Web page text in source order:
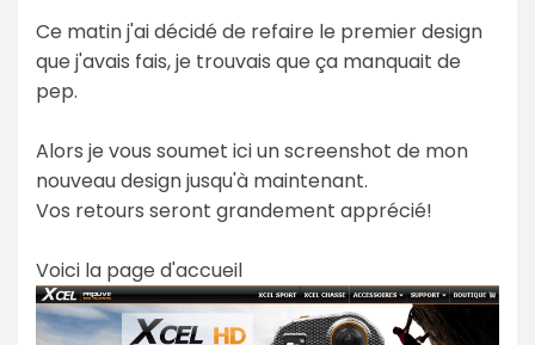
Ce matin j'ai décidé de refaire le premier design
que j'avais fais, je trouvais que ça manquait de
pep.
Alors je vous soumet ici un screenshot de mon
nouveau design jusqu'à maintenant.
Vos retours seront grandement apprécié!
Voici la page d'accueil